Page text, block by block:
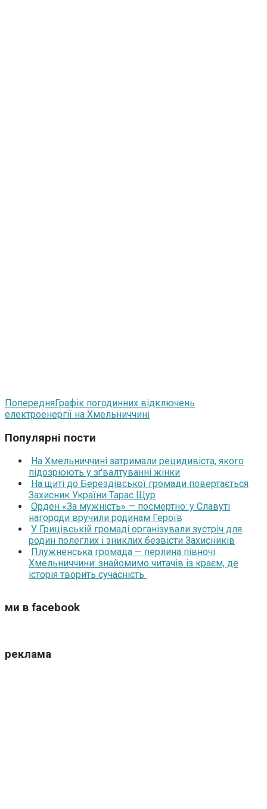
ПопередняГрафік погодинних відключень
електроенергії на Хмельниччині
Популярні пости
На Хмельниччині затримали рецидивіста, якого
підозрюють у зґвалтуванні жінки
На щиті до Берездівської громади повертається
Захисник України Тарас Щур
Орден «За мужність» — посмертно: у Славуті
нагороди вручили родинам Героїв
У Грицівській громаді організували зустріч для
родин полеглих і зниклих безвісти Захисників
Плужненська громада — перлина півночі
Хмельниччини: знайомимо читачів із краєм, де
історія творить сучасність
ми в facebook
реклама